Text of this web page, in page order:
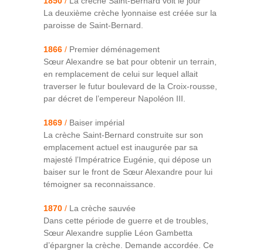
La deuxième crèche lyonnaise est créée sur la
paroisse de Saint-Bernard.
1866 / Premier déménagement
Sœur Alexandre se bat pour obtenir un terrain,
en remplacement de celui sur lequel allait
traverser le futur boulevard de la Croix-rousse,
par décret de l’empereur Napoléon III.
1869 / Baiser impérial
La crèche Saint-Bernard construite sur son
emplacement actuel est inaugurée par sa
majesté l’Impératrice Eugénie, qui dépose un
baiser sur le front de Sœur Alexandre pour lui
témoigner sa reconnaissance.
1870 / La crèche sauvée
Dans cette période de guerre et de troubles,
Sœur Alexandre supplie Léon Gambetta
d’épargner la crèche. Demande accordée. Ce